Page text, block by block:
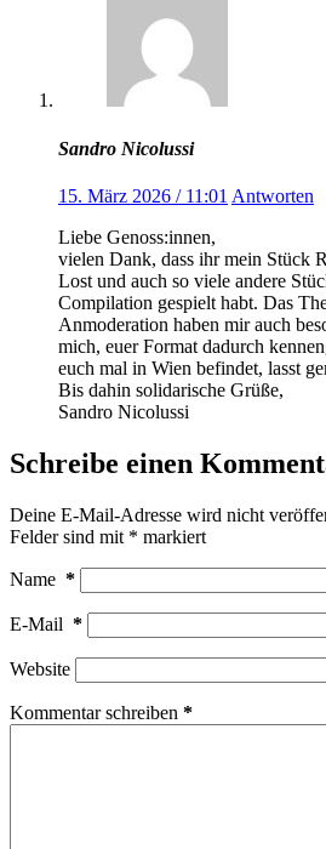
Sandro Nicolussi
15. März 2026 / 11:01 Antworten
Liebe Genoss:innen,
vielen Dank, dass ihr mein Stück
Lost und auch so viele andere
Compilation gespielt habt. Das
Anmoderation haben mir auch
mich, euer Format dadurch
euch mal in Wien befindet, lasst
Bis dahin solidarische Grüße,
Sandro Nicolussi
Schreibe einen
Deine E-Mail-Adresse wird nicht
Felder sind mit * markiert
Name *
E-Mail *
Website
Kommentar schreiben *